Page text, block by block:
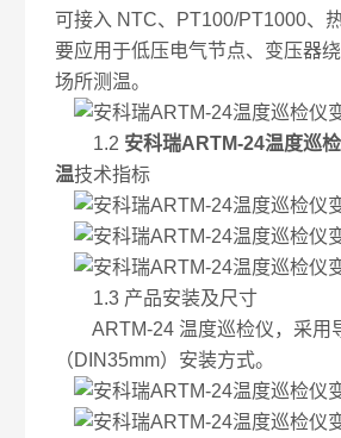
可接入 NTC、PT100/PT1000、
要应用于低压电气节点、变压器
场所测温。
1.2 安科瑞ARTM-24温度巡
温技术指标
1.3 产品安装及尺寸
ARTM-24 温度巡检仪，采用
（DIN35mm）安装方式。